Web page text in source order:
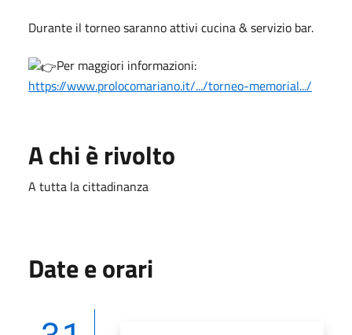
Durante il torneo saranno attivi cucina & servizio bar.
Per maggiori informazioni:
https://www.prolocomariano.it/.../torneo-memorial.../
A chi è rivolto
A tutta la cittadinanza
Date e orari